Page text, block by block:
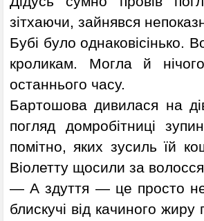
зітхаючи, зайнявся
Бубі було однаковісінько.
кроликам. Могла й
останнього часу.
Бартошова дивилася на
погляд домробітниці
помітно, яких зусиль їй
Віолетту щосили за
— А здуття — це просто
блискучі від качиного